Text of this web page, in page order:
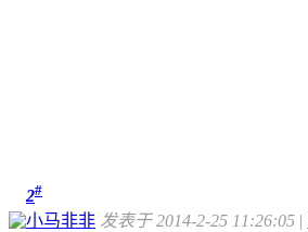
2#
小马非非 发表于 2014-2-25 11:26:05 |